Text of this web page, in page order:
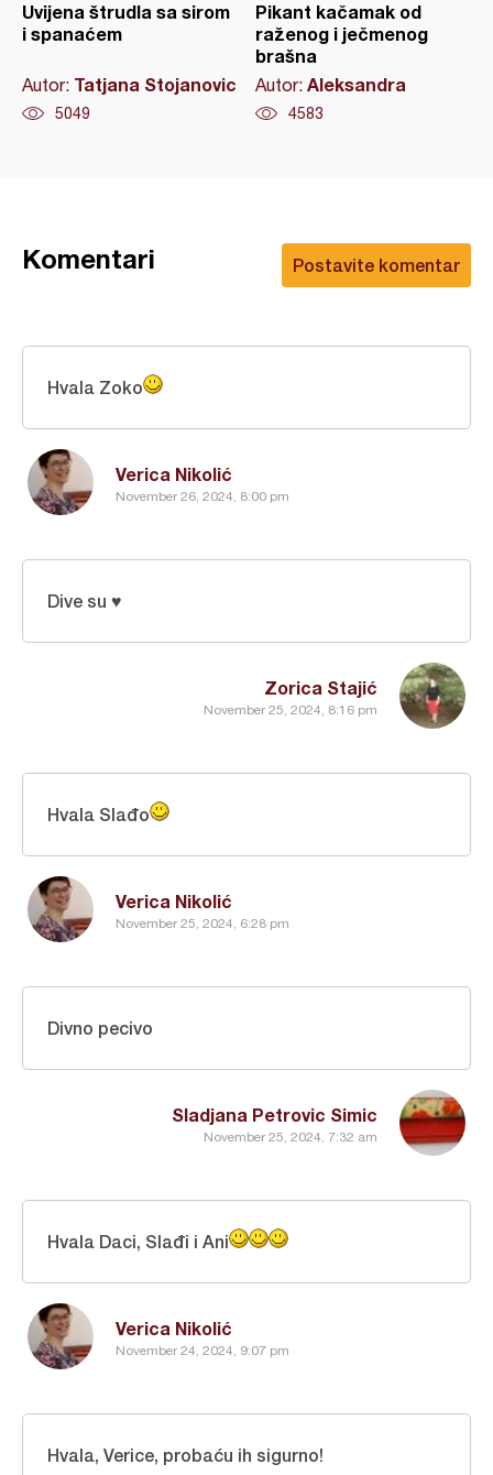
Uvijena štrudla sa sirom
i spanaćem
Autor: Tatjana Stojanovic
5049
Pikant kačamak od
raženog i ječmenog
brašna
Autor: Aleksandra
4583
Postavite komentar
Komentari
Verica Nikolić
November 26, 2024, 8:00 pm
Hvala Zoko
Zorica Stajić
November 25, 2024, 8:16 pm
Dive su ♥
Verica Nikolić
November 25, 2024, 6:28 pm
Hvala Slađo
Sladjana Petrovic Simic
November 25, 2024, 7:32 am
Divno pecivo
Verica Nikolić
November 24, 2024, 9:07 pm
Hvala Daci, Slađi i Ani
Hvala, Verice, probaću ih sigurno!